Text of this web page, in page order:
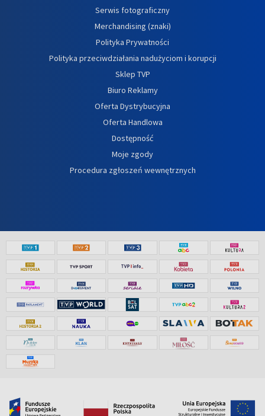
Serwis fotograficzny
Merchandising (znaki)
Polityka Prywatności
Polityka przeciwdziałania nadużyciom i korupcji
Sklep TVP
Biuro Reklamy
Oferta Dystrybucyjna
Oferta Handlowa
Dostępność
Moje zgody
Procedura zgłoszeń wewnętrznych